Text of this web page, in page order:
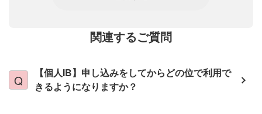
関連するご質問
【個人IB】申し込みをしてからどの位で利用で
きるようになりますか？